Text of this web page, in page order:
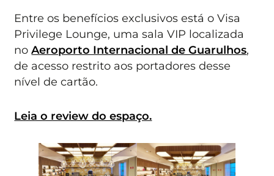
Entre os benefícios exclusivos está o Visa
Privilege Lounge, uma sala VIP localizada
noAeroporto Internacional de Guarulhos,
de acesso restrito aos portadores desse
nível de cartão.
Leia o review do espaço.